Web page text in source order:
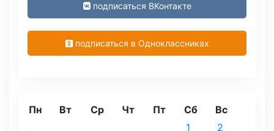
подписаться ВКонтакте
подписаться в Одноклассниках
Пн Вт Ср Чт Пт Сб Вс
1
2